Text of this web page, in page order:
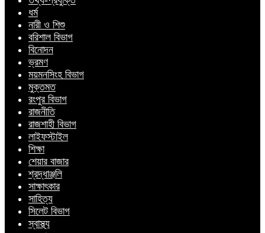
ধর্ম
নারী ও শিশু
বরিশাল বিভাগ
বিনোদন
ভ্রমণ
ময়মনসিংহ বিভাগ
মুক্তমত
রংপুর বিভাগ
রাজনীতি
রাজশাহী বিভাগ
লাইফস্টাইল
শিক্ষা
শেয়ার বাজার
শ্রদ্ধাঞ্জলি
সাক্ষাৎকার
সাহিত্য
সিলেট বিভাগ
স্বাস্থ্য